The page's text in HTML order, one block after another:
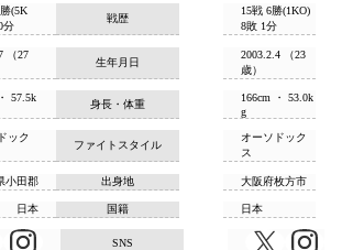
戦歴
(5K
分
15戦 6勝(1KO)
8敗 1分
生年月日
（27
2003.2.4 （23
歳）
身長・体重
57.5k
166cm ・ 53.0k
g
ファイトスタイル
ック
オーソドック
ス
出身地
小田郡 大阪府枚方市
国籍
日本 日本
SNS